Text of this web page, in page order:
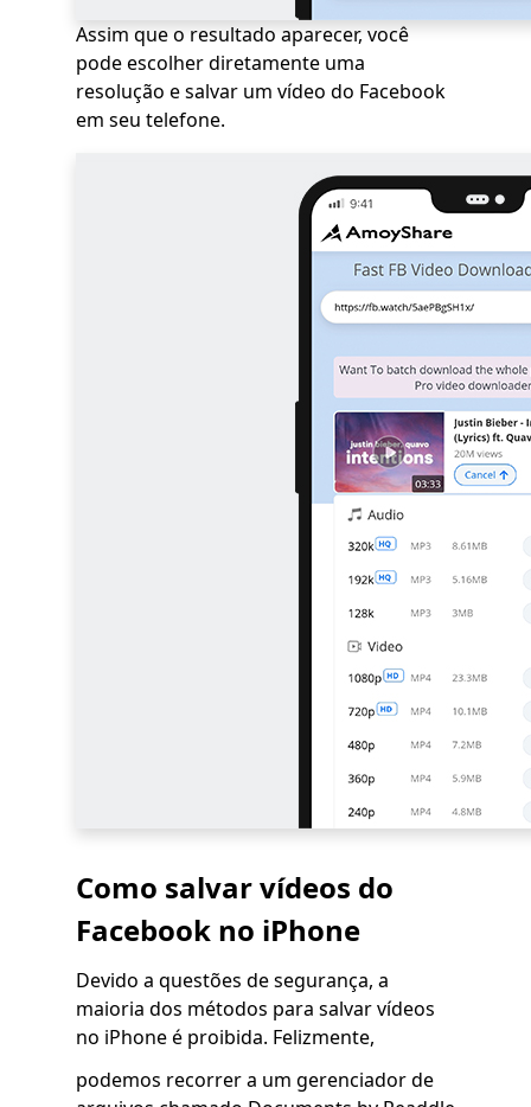
Assim que o resultado aparecer, você
pode escolher diretamente uma
resolução e salvar um vídeo do Facebook
em seu telefone.
Como salvar vídeos do
Facebook no iPhone
Devido a questões de segurança, a
maioria dos métodos para salvar vídeos
no iPhone é proibida. Felizmente,
podemos recorrer a um gerenciador de